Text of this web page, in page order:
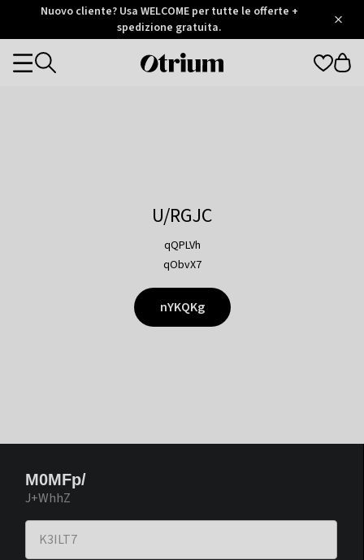
Otrium
Trustpilot
Nuovo cliente? Usa WELCOME per tutte le offerte +
spedizione gratuita.
Otrium
Categories
U/RGJC
qQPLVh
qObvX7
nYKQKg
M0MFp/
J+WhhZ